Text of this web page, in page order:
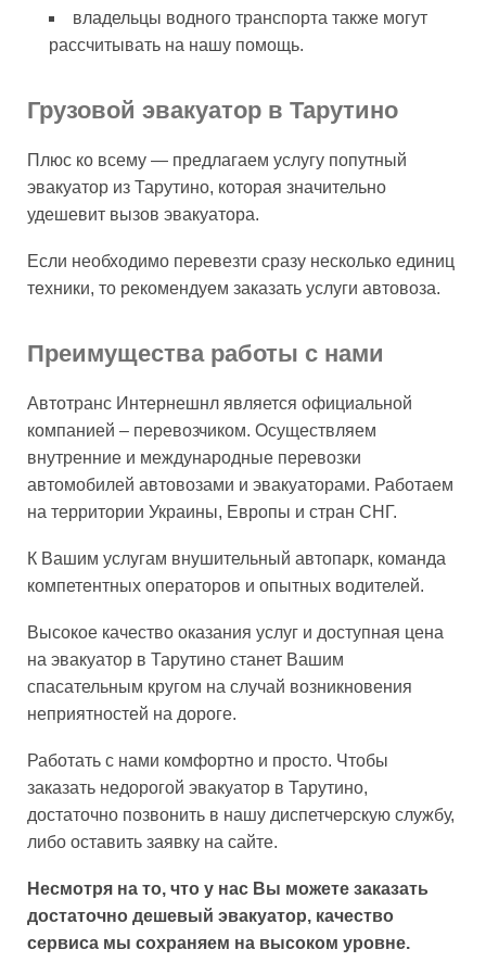
владельцы водного транспорта также могут
рассчитывать на нашу помощь.
Грузовой эвакуатор в Тарутино
Плюс ко всему — предлагаем услугу попутный
эвакуатор из Тарутино, которая значительно
удешевит вызов эвакуатора.
Если необходимо перевезти сразу несколько единиц
техники, то рекомендуем заказать услуги автовоза.
Преимущества работы с нами
Автотранс Интернешнл является официальной
компанией – перевозчиком. Осуществляем
внутренние и международные перевозки
автомобилей автовозами и эвакуаторами. Работаем
на территории Украины, Европы и стран СНГ.
К Вашим услугам внушительный автопарк, команда
компетентных операторов и опытных водителей.
Высокое качество оказания услуг и доступная цена
на эвакуатор в Тарутино станет Вашим
спасательным кругом на случай возникновения
неприятностей на дороге.
Работать с нами комфортно и просто. Чтобы
заказать недорогой эвакуатор в Тарутино,
достаточно позвонить в нашу диспетчерскую службу,
либо оставить заявку на сайте.
Несмотря на то, что у нас Вы можете заказать
достаточно дешевый эвакуатор, качество
сервиса мы сохраняем на высоком уровне.